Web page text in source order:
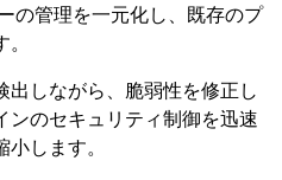
の管理を一元化し、既存のプ
しながら、脆弱性を修正し
のセキュリティ制御を迅速
します。